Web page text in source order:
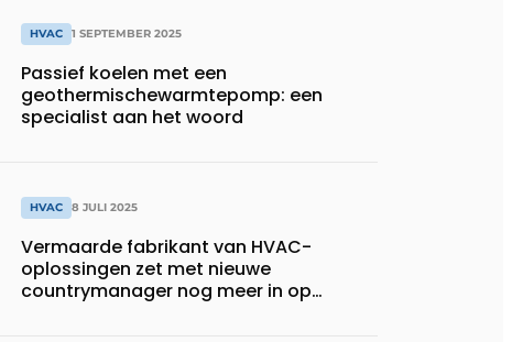
HVAC 1 SEPTEMBER 2025
Passief koelen met een
geothermischewarmtepomp: een
specialist aan het woord
HVAC 8 JULI 2025
Vermaarde fabrikant van HVAC-
oplossingen zet met nieuwe
countrymanager nog meer in op